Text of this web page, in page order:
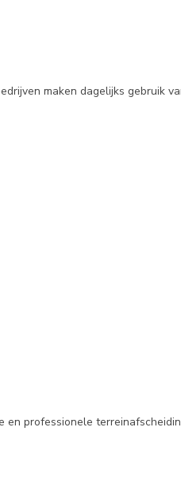
maken dagelijks gebruik
professionele